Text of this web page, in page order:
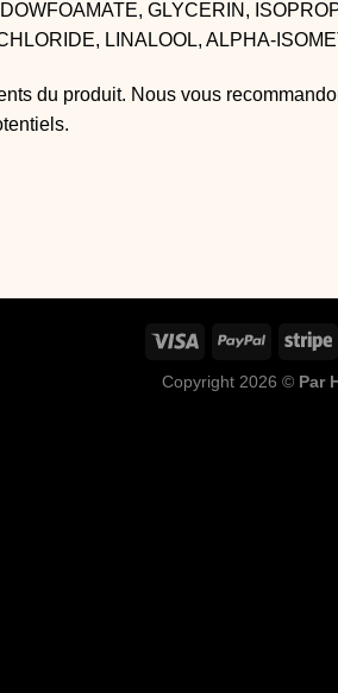
GLYCERIN,
LINALOOL, ALPHA-
du produit. Nous vous
Copyright 2026 © Par